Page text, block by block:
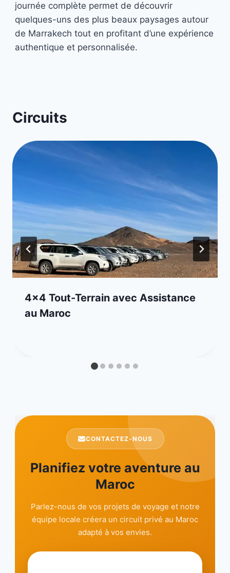
journée complète permet de découvrir
quelques-uns des plus beaux paysages autour
de Marrakech tout en profitant d’une expérience
authentique et personnalisée.
Circuits
4×4 Tout-Terrain avec Assistance
au Maroc
CONTACTEZ-NOUS
Planifiez votre aventure au
Maroc
Parlez-nous de vos projets de voyage et notre
équipe locale créera un circuit privé au Maroc
adapté à vos envies.